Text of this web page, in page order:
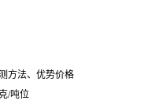
方法、优势价格
/吨位